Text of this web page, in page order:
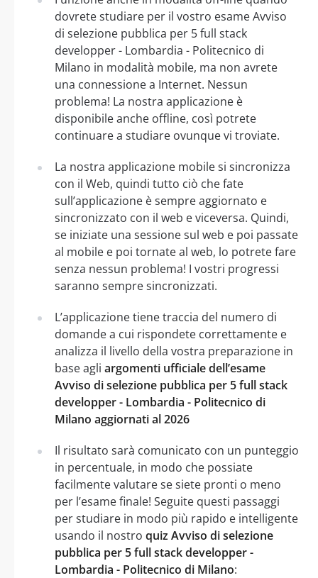
dovrete studiare per il vostro esame Avviso
di selezione pubblica per 5 full stack
developper - Lombardia - Politecnico di
Milano in modalità mobile, ma non avrete
una connessione a Internet. Nessun
problema! La nostra applicazione è
disponibile anche offline, così potrete
continuare a studiare ovunque vi troviate.
La nostra applicazione mobile si sincronizza
con il Web, quindi tutto ciò che fate
sull’applicazione è sempre aggiornato e
sincronizzato con il web e viceversa. Quindi,
se iniziate una sessione sul web e poi passate
al mobile e poi tornate al web, lo potrete fare
senza nessun problema! I vostri progressi
saranno sempre sincronizzati.
L’applicazione tiene traccia del numero di
domande a cui rispondete correttamente e
analizza il livello della vostra preparazione in
base agli argomenti ufficiale dell’esame
Avviso di selezione pubblica per 5 full stack
developper - Lombardia - Politecnico di
Milano aggiornati al 2026
Il risultato sarà comunicato con un punteggio
in percentuale, in modo che possiate
facilmente valutare se siete pronti o meno
per l’esame finale! Seguite questi passaggi
per studiare in modo più rapido e intelligente
usando il nostro quiz Avviso di selezione
pubblica per 5 full stack developper -
Lombardia - Politecnico di Milano: